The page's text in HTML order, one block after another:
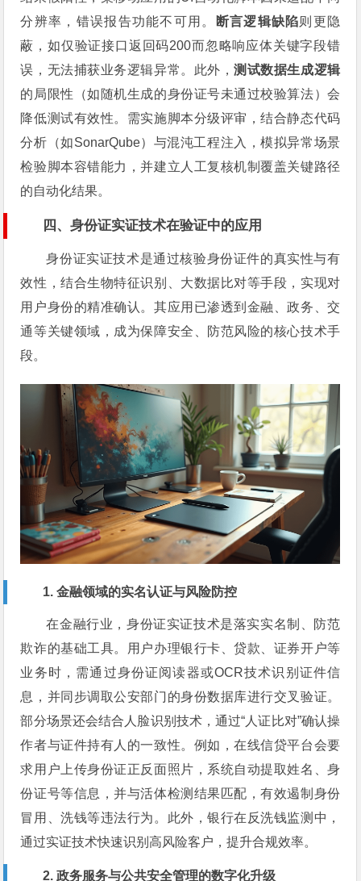
分辨率，错误报告功能不可用。
断言逻辑缺陷则更隐
蔽，如仅验证接口返回码200而忽略响应体关键字段错
误，无法捕获业务逻辑异常。此外，测试数据生成逻辑
的局限性（如随机生成的身份证号未通过校验算法）会
降低测试有效性。需实施脚本分级评审，结合静态代码
分析（如SonarQube）与混沌工程注入，模拟异常场景
检验脚本容错能力，并建立人工复核机制覆盖关键路径
的自动化结果。
四、身份证实证技术在验证中的应用
身份证实证技术是通过核验身份证件的真实性与有
效性，结合生物特征识别、大数据比对等手段，实现对
用户身份的精准确认。其应用已渗透到金融、政务、交
通等关键领域，成为保障安全、防范风险的核心技术手
段。
1. 金融领域的实名认证与风险防控
在金融行业，身份证实证技术是落实实名制、防范
欺诈的基础工具。用户办理银行卡、贷款、证券开户等
业务时，需通过身份证阅读器或OCR技术识别证件信
息，并同步调取公安部门的身份数据库进行交叉验证。
部分场景还会结合人脸识别技术，通过“人证比对”确认操
作者与证件持有人的一致性。例如，在线信贷平台会要
求用户上传身份证正反面照片，系统自动提取姓名、身
份证号等信息，并与活体检测结果匹配，有效遏制身份
冒用、洗钱等违法行为。此外，银行在反洗钱监测中，
通过实证技术快速识别高风险客户，提升合规效率。
2. 政务服务与公共安全管理的数字化升级